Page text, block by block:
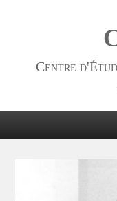
Centre